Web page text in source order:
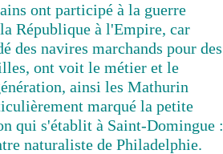
ont participé à la guerre
République à l'Empire, car
des navires marchands pour des
ont voit le métier et le
ainsi les Mathurin
marqué la petite
qui s'établit à Saint-Domingue :
naturaliste de Philadelphie.